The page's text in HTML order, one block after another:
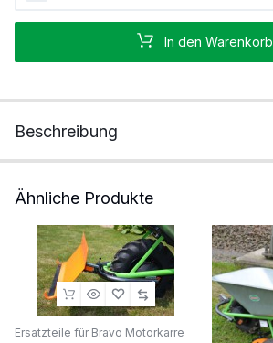
Universalträger
In den Warenkorb
Beschreibung
Ähnliche Produkte
Ersatzteile für Bravo Motorkarre